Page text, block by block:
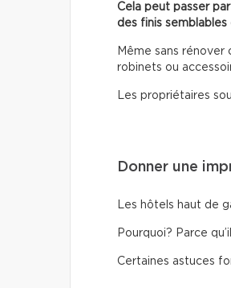
Cela peut passer
des finis semblables
Même sans rénover
robinets ou
Les propriétaires
Donner une
Les hôtels haut de
Pourquoi? Parce
Certaines astuces